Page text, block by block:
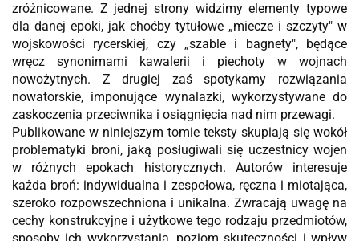
zróżnicowane. Z jednej strony widzimy elementy typowe
dla danej epoki, jak choćby tytułowe „miecze i szczyty" w
wojskowości rycerskiej, czy „szable i bagnety", będące
wręcz synonimami kawalerii i piechoty w wojnach
nowożytnych. Z drugiej zaś spotykamy rozwiązania
nowatorskie, imponujące wynalazki, wykorzystywane do
zaskoczenia przeciwnika i osiągnięcia nad nim przewagi.
Publikowane w niniejszym tomie teksty skupiają się wokół
problematyki broni, jaką posługiwali się uczestnicy wojen
w różnych epokach historycznych. Autorów interesuje
każda broń: indywidualna i zespołowa, ręczna i miotająca,
szeroko rozpowszechniona i unikalna. Zwracają uwagę na
cechy konstrukcyjne i użytkowe tego rodzaju przedmiotów,